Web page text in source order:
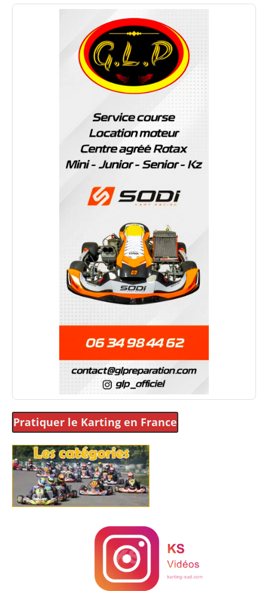
Pratiquer le Karting en France